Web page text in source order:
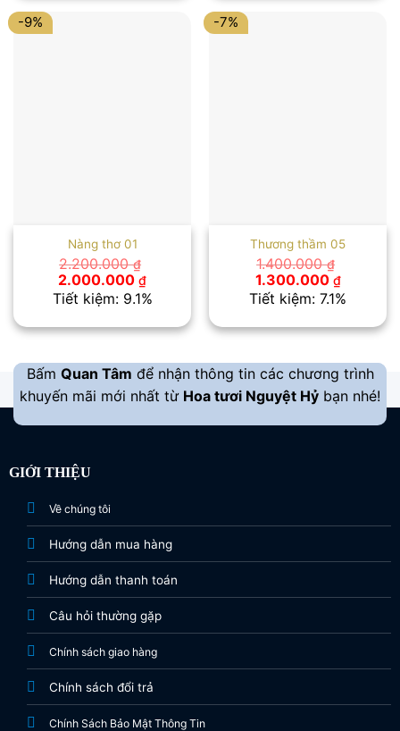
-9%
Nàng thơ 01
2.200.000₫
Giá
gốc
là:
2.000.000 ₫Giá
hiện
tại
2.000.000 ₫.
Tiết kiệm: 9.1%
-7%
Thương thầm 05
1.400.000₫
Giá
gốc
là:
1.300.000 ₫Giá
hiện
tại
Tiết kiệm: 7.1%
Bấm Quan Tâm để nhận thông tin các chương trình
khuyến mãi mới nhất từ Hoa tươi Nguyệt Hỷ bạn nhé!
GIỚI THIỆU
Về chúng tôi
Hướng dẫn mua hàng
Hướng dẫn thanh toán
Câu hỏi thường gặp
Chính sách giao hàng
Chính sách đổi trả
Chính Sách Bảo Mật Thông Tin